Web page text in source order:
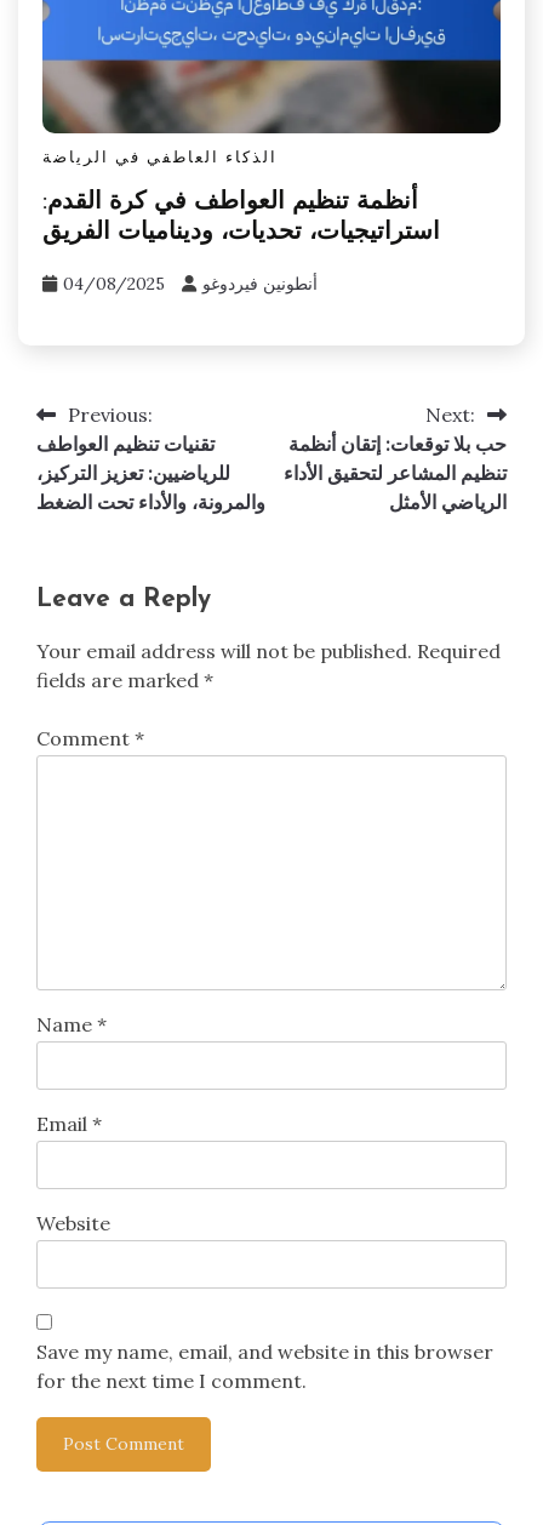
الذكاء العاطفي في الرياضة
أنظمة تنظيم العواطف في كرة القدم:
استراتيجيات، تحديات، وديناميات الفريق
04/08/2025 أنطونين فيردوغو
Post
navigation
Previous:
تقنيات تنظيم العواطف
للرياضيين: تعزيز التركيز،
والمرونة، والأداء تحت الضغط
Next:
حب بلا توقعات: إتقان أنظمة
تنظيم المشاعر لتحقيق الأداء
الرياضي الأمثل
Leave a Reply
Your email address will not be published. Required
fields are marked *
Comment *
Name *
Email *
Website
Save my name, email, and website in this browser
for the next time I comment.